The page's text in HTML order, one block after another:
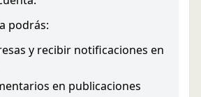
podrás:
y recibir notificaciones en
en publicaciones